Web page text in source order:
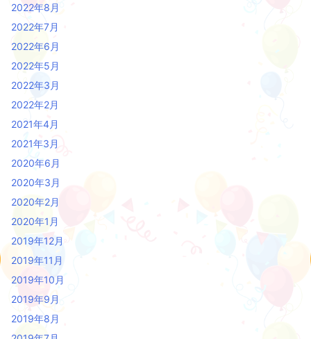
2022年8月
2022年7月
2022年6月
2022年5月
2022年3月
2022年2月
2021年4月
2021年3月
2020年6月
2020年3月
2020年2月
2020年1月
2019年12月
2019年11月
2019年10月
2019年9月
2019年8月